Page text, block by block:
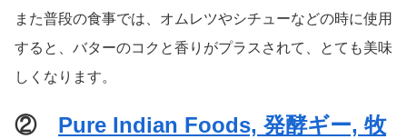
また普段の食事では、オムレツやシチューなどの時に使用
すると、バターのコクと香りがプラスされて、とても美味
しくなります。
② Pure Indian Foods, 発酵ギー, 牧